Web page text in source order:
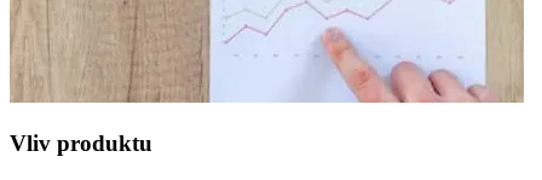
Vliv produktu